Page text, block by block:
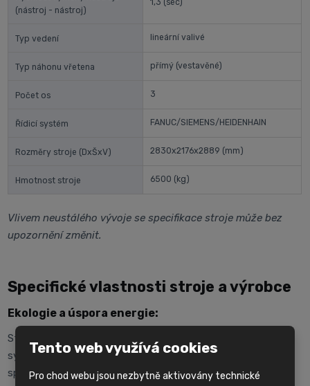
(nástroj - nástroj)
Typ vedení lineární valivé
Typ náhonu vřetena přímý (vestavěné)
Počet os 3
Řídicí systém FANUC/SIEMENS/HEIDENHAIN
Rozměry stroje (DxŠxV) 2830x2176x2889 (mm)
Hmotnost stroje 6500 (kg)
Vlivem neustálého vývoje se specifikace stroje může bez
upozornění změnit.
Specifické vlastnosti stroje a výrobce
Ekologie a úspora energie:
Stroje Hyundai WIA jsou vybaveny moderními řídicími
systémy a funkcemi, které jsou navrženy pro co nejnižší
spotřebu energie.
Tento web využívá cookies
Pro chod webu jsou nezbytně aktivovány technické